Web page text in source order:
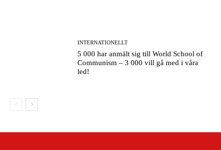
INTERNATIONELLT
5 000 har anmält sig till World School of
Communism – 3 000 vill gå med i våra
led!